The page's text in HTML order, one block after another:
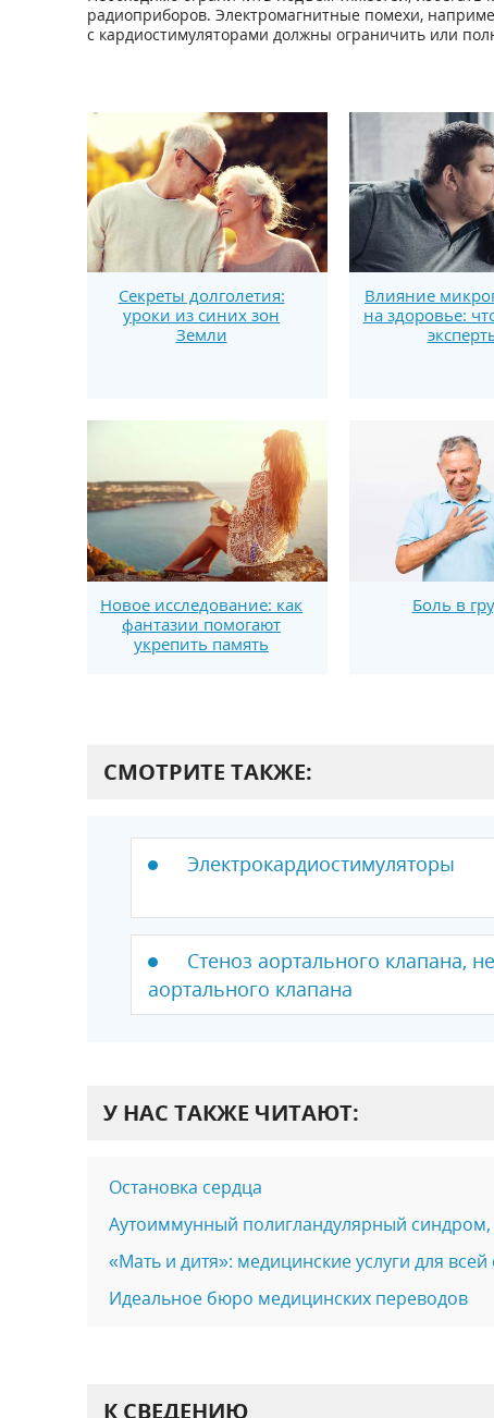
радиоприборов. Электромагнитные помехи,
с кардиостимуляторами должны ограничить или
Секреты долголетия:
уроки из синих зон
Земли
Влияние
на здоровье:
Новое исследование: как
фантазии помогают
укрепить память
Боль в
СМОТРИТЕ ТАКЖЕ:
Электрокардиостимуляторы
Стеноз аортального клапана,
аортального клапана
У НАС ТАКЖЕ ЧИТАЮТ:
Остановка сердца
Аутоиммунный полигландулярный
«Мать и дитя»: медицинские услуги для всей
Идеальное бюро медицинских переводов
К СВЕДЕНИЮ